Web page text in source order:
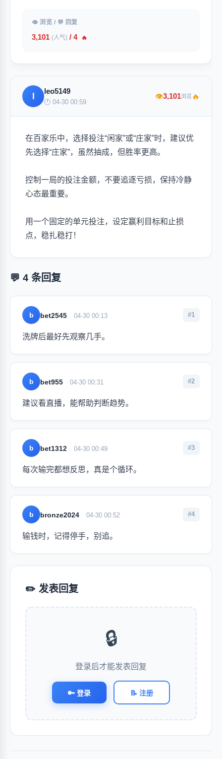
👁 浏览 / 💬 回复
3,101 (人气) / 4 🔥
leo5149
🕐 04-30 00:59
👁3,101浏览🔥
在百家乐中，选择投注“闲家”或“庄家”时，建议优
先选择“庄家”，虽然抽成，但胜率更高。
控制一局的投注金额，不要追逐亏损，保持冷静
心态最重要。
用一个固定的单元投注，设定赢利目标和止损
点，稳扎稳打！
💬 4 条回复
b bet2545 04-30 00:13 #1
洗牌后最好先观察几手。
b bet955 04-30 00:31 #2
建议看直播，能帮助判断趋势。
b bet1312 04-30 00:49 #3
每次输完都想反思，真是个循环。
b bronze2024 04-30 00:52 #4
输钱时，记得停手，别追。
✏️ 发表回复
🔒
登录后才能发表回复
🔑 登录 📝 注册